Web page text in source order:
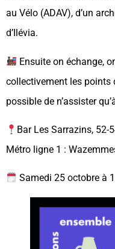
au Vélo (ADAV), d’un
d’Ilévia.
Ensuite on échange,
collectivement les points
possible de n’assister
Bar Les Sarrazins, 52-
Métro ligne 1 :
Samedi 25 octobre à